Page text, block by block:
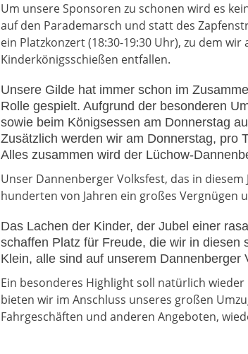
Um unsere Sponsoren zu schonen wird es
auf den Parademarsch und statt des
ein Platzkonzert (18:30-19:30 Uhr), zu dem
Kinderkönigsschießen entfallen.
Unsere Gilde hat immer schon im
Rolle gespielt. Aufgrund der besonderen
sowie beim Königsessen am Donnerstag
Zusätzlich werden wir am Donnerstag, pro
Alles zusammen wird der Lüchow-
Unser Dannenberger Volksfest, das in diesem
hunderten von Jahren ein großes Vergnügen
Das Lachen der Kinder, der Jubel einer
schaffen Platz für Freude, die wir in
Klein, alle sind auf unserem Dannenberger
Ein besonderes Highlight soll natürlich
bieten wir im Anschluss unseres großen
Fahrgeschäften und anderen Angeboten,